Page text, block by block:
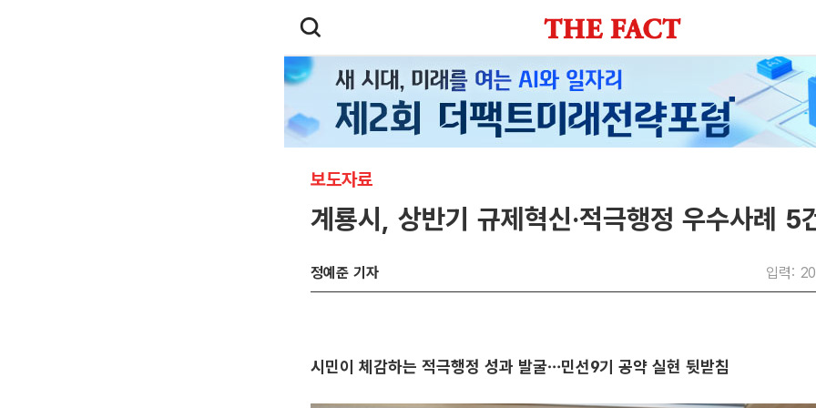
보도자료
계룡시, 상반기 규제혁신·적극행정 우수사례 5
정예준 기자 입력:
시민이 체감하는 적극행정 성과 발굴…민선9기 공약 실현 뒷받침